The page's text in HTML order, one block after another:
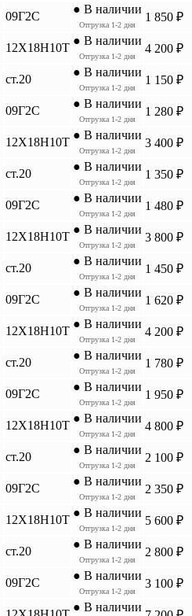
09Г2С
● В наличии
Отгрузка 1-2 дня
1 850 ₽
12Х18Н10Т
● В наличии
Отгрузка 1-2 дня
4 200 ₽
ст.20
● В наличии
Отгрузка 1-2 дня
1 150 ₽
09Г2С
● В наличии
Отгрузка 1-2 дня
1 280 ₽
12Х18Н10Т
● В наличии
Отгрузка 1-2 дня
3 400 ₽
ст.20
● В наличии
Отгрузка 1-2 дня
1 350 ₽
09Г2С
● В наличии
Отгрузка 1-2 дня
1 480 ₽
12Х18Н10Т
● В наличии
Отгрузка 1-2 дня
3 800 ₽
ст.20
● В наличии
Отгрузка 1-2 дня
1 450 ₽
09Г2С
● В наличии
Отгрузка 1-2 дня
1 620 ₽
12Х18Н10Т
● В наличии
Отгрузка 1-2 дня
4 200 ₽
ст.20
● В наличии
Отгрузка 1-2 дня
1 780 ₽
09Г2С
● В наличии
Отгрузка 1-2 дня
1 950 ₽
12Х18Н10Т
● В наличии
Отгрузка 1-2 дня
4 800 ₽
ст.20
● В наличии
Отгрузка 1-2 дня
2 100 ₽
09Г2С
● В наличии
Отгрузка 1-2 дня
2 350 ₽
12Х18Н10Т
● В наличии
Отгрузка 1-2 дня
5 600 ₽
ст.20
● В наличии
Отгрузка 1-2 дня
2 800 ₽
09Г2С
● В наличии
Отгрузка 1-2 дня
3 100 ₽
● В наличии